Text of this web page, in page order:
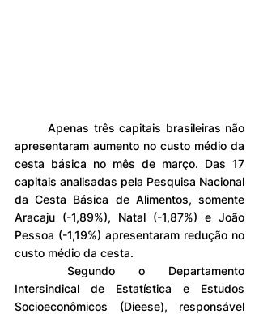
	Apenas três capitais brasileiras não
apresentaram aumento no custo médio da
cesta básica no mês de março. Das 17
capitais analisadas pela Pesquisa Nacional
da Cesta Básica de Alimentos, somente
Aracaju (-1,89%), Natal (-1,87%) e João
Pessoa (-1,19%) apresentaram redução no
custo médio da cesta.
Intersindical de Estatística e Estudos
Socioeconômicos (Dieese), responsável